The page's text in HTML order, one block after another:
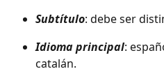
Subtítulo: debe ser
Idioma principal:
catalán.